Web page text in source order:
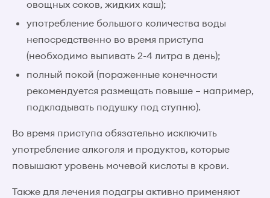
овощных соков, жидких каш);
употребление большого количества воды
непосредственно во время приступа
(необходимо выпивать 2-4 литра в день);
полный покой (пораженные конечности
рекомендуется размещать повыше – например,
подкладывать подушку под ступню).
Во время приступа обязательно исключить
употребление алкоголя и продуктов, которые
повышают уровень мочевой кислоты в крови.
Также для лечения подагры активно применяют